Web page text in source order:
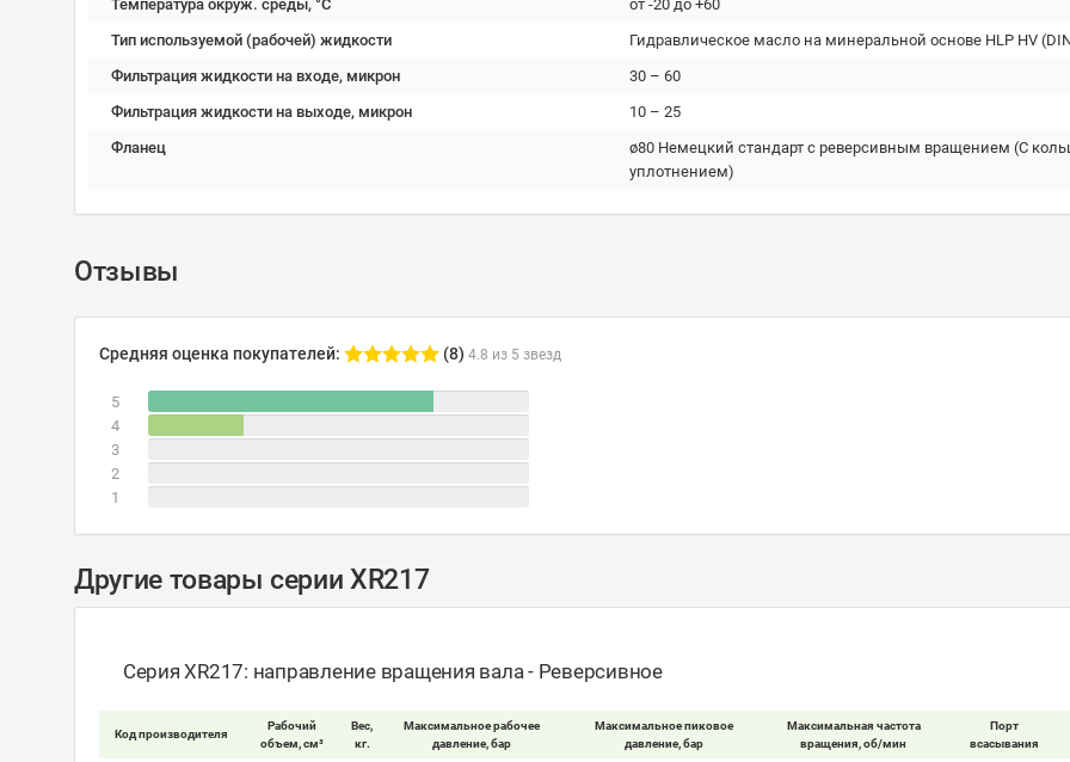
Температура окруж. среды, °C
от -20 до +60
Тип используемой (рабочей) жидкости
Гидравлическое масло на минеральной основе HLP HV
Фильтрация жидкости на входе, микрон
30 – 60
Фильтрация жидкости на выходе, микрон
10 – 25
Фланец
ø80 Немецкий стандарт с реверсивным вращением (С
уплотнением)
Отзывы
Средняя оценка покупателей: (8) 4.8 из 5 звезд
5
4
3
2
1
Другие товары серии XR217
Серия XR217: направление вращения вала - Реверсивное
Код производителя
Рабочий
объем, см³
Вес,
кг.
Максимальное рабочее
давление, бар
Максимальное пиковое
давление, бар
Максимальная частота
вращения, об/мин
Порт
всасывания